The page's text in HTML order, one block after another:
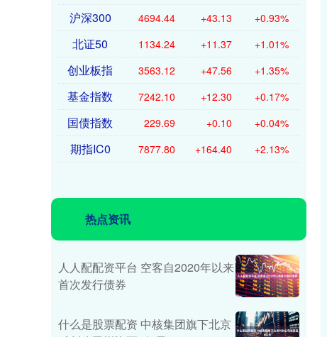
沪深300 4694.44 +43.13 +0.93%
北证50 1134.24 +11.37 +1.01%
创业板指 3563.12 +47.56 +1.35%
基金指数 7242.10 +12.30 +0.17%
国债指数 229.69 +0.10 +0.04%
期指IC0 7877.80 +164.40 +2.13%
热点资讯
人人配配资平台 空客自2020年以来
首次发行债券
什么是股票配资 中核集团旗下北京